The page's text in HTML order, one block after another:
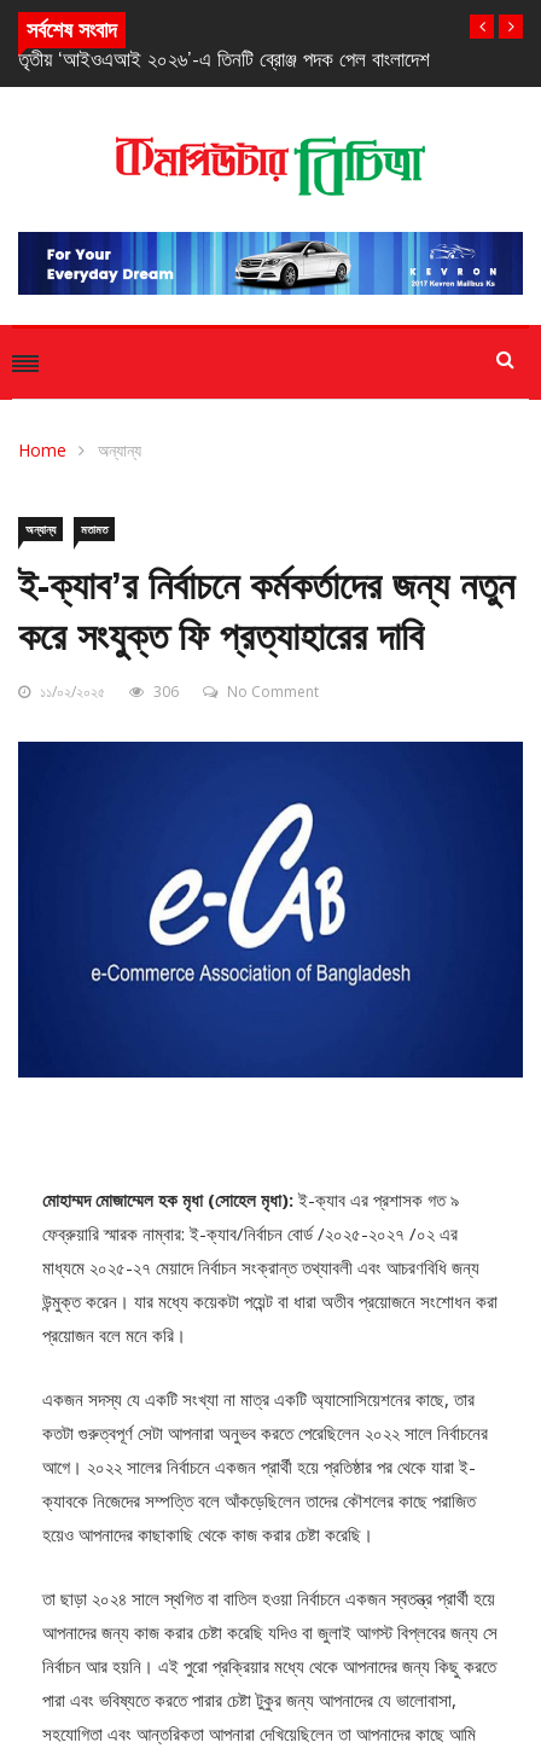
সর্বশেষ সংবাদ
তৃতীয় ‘আইওএআই ২০২৬’-এ তিনটি ব্রোঞ্জ পদক পেল বাংলাদেশ
Home অন্যান্য
অন্যান্য মতামত
ই-ক্যাব’র নির্বাচনে কর্মকর্তাদের জন্য নতুন
করে সংযুক্ত ফি প্রত্যাহারের দাবি
১১/০২/২০২৫ 306 No Comment
মোহাম্মদ মোজাম্মেল হক মৃধা (সোহেল মৃধা): ই-ক্যাব এর প্রশাসক গত ৯
ফেব্রুয়ারি স্মারক নাম্বার: ই-ক্যাব/নির্বাচন বোর্ড /২০২৫-২০২৭ /০২ এর
মাধ্যমে ২০২৫-২৭ মেয়াদে নির্বাচন সংক্রান্ত তথ্যাবলী এবং আচরণবিধি জন্য
উন্মুক্ত করেন। যার মধ্যে কয়েকটা পয়েন্ট বা ধারা অতীব প্রয়োজনে সংশোধন করা
প্রয়োজন বলে মনে করি।
একজন সদস্য যে একটি সংখ্যা না মাত্র একটি অ্যাসোসিয়েশনের কাছে, তার
কতটা গুরুত্বপূর্ণ সেটা আপনারা অনুভব করতে পেরেছিলেন ২০২২ সালে নির্বাচনের
আগে। ২০২২ সালের নির্বাচনে একজন প্রার্থী হয়ে প্রতিষ্ঠার পর থেকে যারা ই-
ক্যাবকে নিজেদের সম্পত্তি বলে আঁকড়েছিলেন তাদের কৌশলের কাছে পরাজিত
হয়েও আপনাদের কাছাকাছি থেকে কাজ করার চেষ্টা করেছি।
তা ছাড়া ২০২৪ সালে স্থগিত বা বাতিল হওয়া নির্বাচনে একজন স্বতন্ত্র প্রার্থী হয়ে
আপনাদের জন্য কাজ করার চেষ্টা করেছি যদিও বা জুলাই আগস্ট বিপ্লবের জন্য সে
নির্বাচন আর হয়নি। এই পুরো প্রক্রিয়ার মধ্যে থেকে আপনাদের জন্য কিছু করতে
পারা এবং ভবিষ্যতে করতে পারার চেষ্টা টুকুর জন্য আপনাদের যে ভালোবাসা,
সহযোগিতা এবং আন্তরিকতা আপনারা দেখিয়েছিলেন তা আপনাদের কাছে আমি